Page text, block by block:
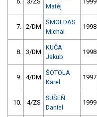
Matěj
7. 2/DM
ŠMOLDAS
Michal
1998
8. 3/DM
KUČA
Jakub
1998
9. 4/DM
ŠOTOLA
Karel
1997
10. 4/ZS
SUŠEŇ
Daniel
1999